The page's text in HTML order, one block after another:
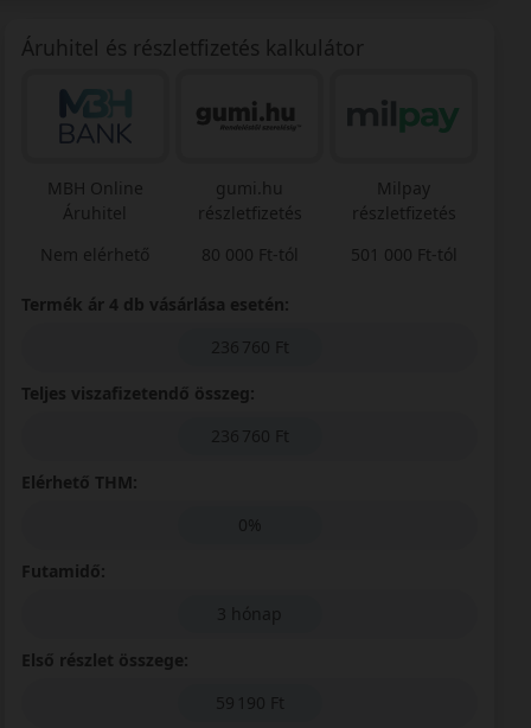
Áruhitel és részletfizetés kalkulátor
MBH Online
Áruhitel
Nem elérhető
gumi.hu
részletfizetés
80 000 Ft-tól
Milpay
részletfizetés
501 000 Ft-tól
Termék ár 4 db vásárlása esetén:
236 760 Ft
Teljes viszafizetendő összeg:
236 760 Ft
Elérhető THM:
0%
Futamidő:
3 hónap
Első részlet összege:
59 190 Ft